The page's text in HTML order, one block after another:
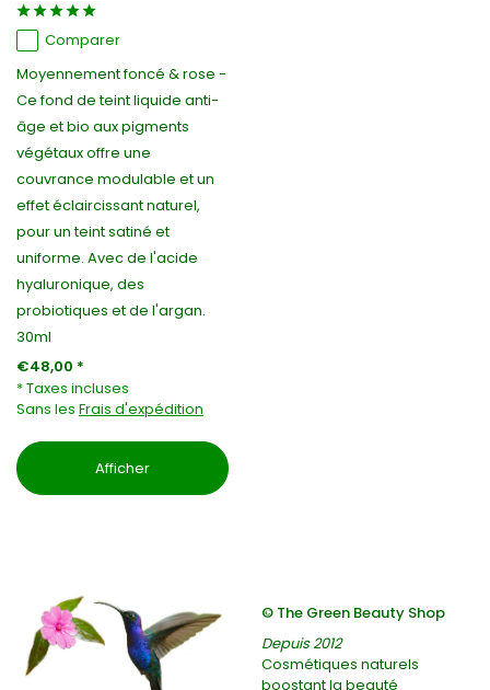
Comparer
Moyennement foncé & rose -
Ce fond de teint liquide anti-
âge et bio aux pigments
végétaux offre une
couvrance modulable et un
effet éclaircissant naturel,
pour un teint satiné et
uniforme. Avec de l'acide
hyaluronique, des
probiotiques et de l'argan.
30ml
€48,00 *
* Taxes incluses
Sans les Frais d'expédition
Afficher
© The Green Beauty Shop
Depuis 2012
Cosmétiques naturels
boostant la beauté